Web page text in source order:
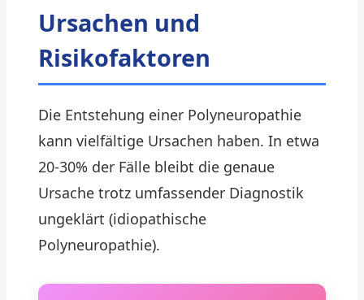
Ursachen und
Risikofaktoren
Die Entstehung einer Polyneuropathie
kann vielfältige Ursachen haben. In etwa
20-30% der Fälle bleibt die genaue
Ursache trotz umfassender Diagnostik
ungeklärt (idiopathische
Polyneuropathie).